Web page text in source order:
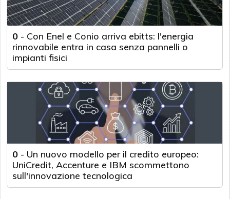
0 - Con Enel e Conio arriva ebitts: l'energia
rinnovabile entra in casa senza pannelli o
impianti fisici
0 - Un nuovo modello per il credito europeo:
UniCredit, Accenture e IBM scommettono
sull'innovazione tecnologica